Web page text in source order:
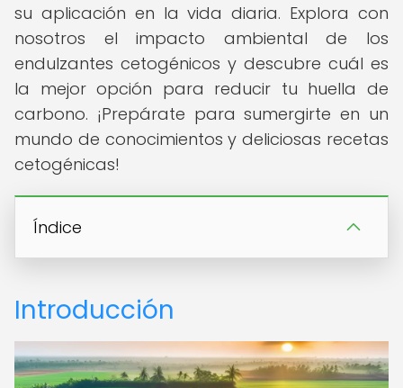
su aplicación en la vida diaria. Explora con
nosotros el impacto ambiental de los
endulzantes cetogénicos y descubre cuál es
la mejor opción para reducir tu huella de
carbono. ¡Prepárate para sumergirte en un
mundo de conocimientos y deliciosas recetas
cetogénicas!
Índice
Introducción